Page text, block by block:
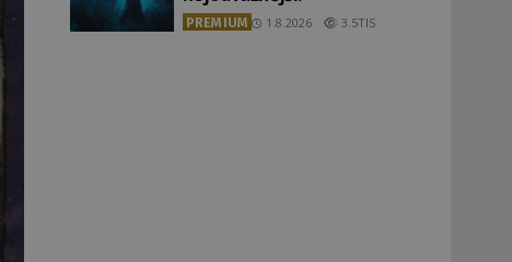
PREMIUM 1.8.2026 3.5TIS